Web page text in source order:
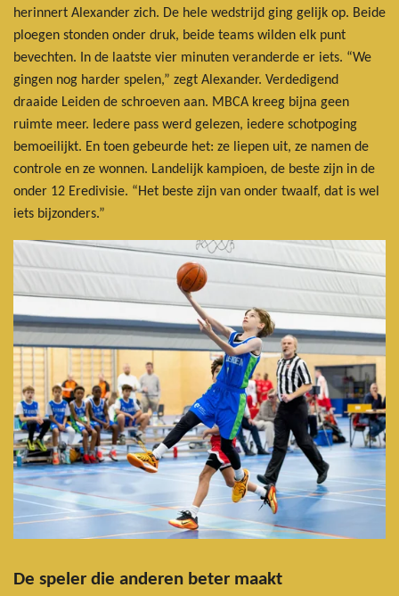
herinnert Alexander zich. De hele wedstrijd ging gelijk op. Beide
ploegen stonden onder druk, beide teams wilden elk punt
bevechten. In de laatste vier minuten veranderde er iets. “We
gingen nog harder spelen,” zegt Alexander. Verdedigend
draaide Leiden de schroeven aan. MBCA kreeg bijna geen
ruimte meer. Iedere pass werd gelezen, iedere schotpoging
bemoeilijkt. En toen gebeurde het: ze liepen uit, ze namen de
controle en ze wonnen. Landelijk kampioen, de beste zijn in de
onder 12 Eredivisie. “Het beste zijn van onder twaalf, dat is wel
iets bijzonders.”
De speler die anderen beter maakt